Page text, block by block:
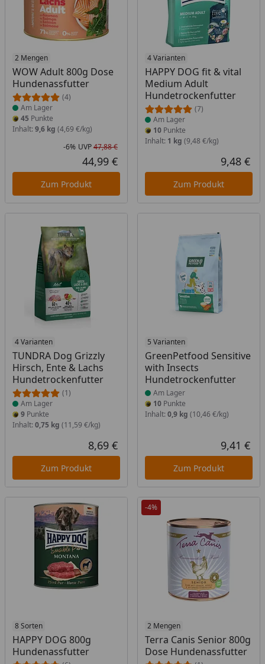
2 Mengen
WOW Adult 800g Dose
Hundenassfutter
(4)
Produkt am Lager
Am Lager
45 Punkte
Inhalt: 9,6 kg (4,69 €/kg)
Rabatt in Prozent
-6%
Ursprünglicher Preis
UVP47,88 €
Aktueller Preis
44,99 €
Zum Produkt
4 Varianten
HAPPY DOG fit & vital
Medium Adult
Hundetrockenfutter
(7)
Produkt am Lager
Am Lager
10Punkte
Inhalt: 1 kg (9,48 €/kg)
9,48 €
Zum Produkt
4 Varianten
TUNDRA Dog Grizzly
Hirsch, Ente & Lachs
Hundetrockenfutter
(1)
Produkt am Lager
Am Lager
9 Punkte
Inhalt: 0,75 kg (11,59 €/kg)
Aktueller Preis
8,69 €
Zum Produkt
5 Varianten
GreenPetfood Sensitive
with Insects
Hundetrockenfutter
Produkt am Lager
Am Lager
10Punkte
Inhalt: 0,9 kg (10,46 €/kg)
9,41 €
Zum Produkt
8 Sorten
HAPPY DOG 800g
Hundenassfutter
Produkt am Lager
-4%
2 Mengen
Terra Canis Senior 800g
Dose Hundenassfutter
Produkt am Lager